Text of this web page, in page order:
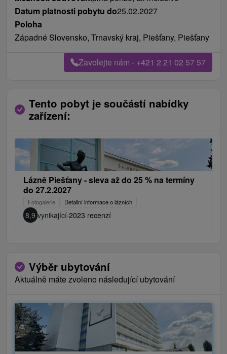
Datum platnosti pobytu do25.02.2027
Poloha
Západné Slovensko, Trnavský kraj, Piešťany, Piešťany
Zavolejte nám - +421 2 21 02 57 57
Tento pobyt je součástí nabídky
zařízení:
Lázně Piešťany - sleva až do 25 % na termíny
do 27.2.2027
Fotogalerie Detailní informace o lázních
8,9 vynikající·2023 recenzí
Výběr ubytování
Aktuálně máte zvoleno následující ubytování